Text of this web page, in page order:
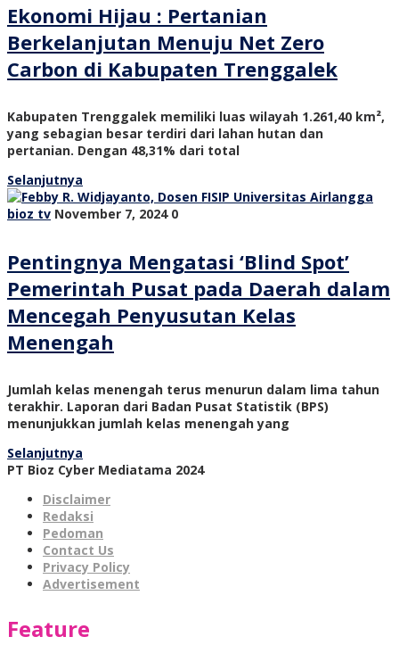
Ekonomi Hijau : Pertanian
Berkelanjutan Menuju Net Zero
Carbon di Kabupaten Trenggalek
Kabupaten Trenggalek memiliki luas wilayah 1.261,40 km²,
yang sebagian besar terdiri dari lahan hutan dan
pertanian. Dengan 48,31% dari total
Selanjutnya
bioz tv November 7, 2024 0
Pentingnya Mengatasi ‘Blind Spot’
Pemerintah Pusat pada Daerah dalam
Mencegah Penyusutan Kelas
Menengah
Jumlah kelas menengah terus menurun dalam lima tahun
terakhir. Laporan dari Badan Pusat Statistik (BPS)
menunjukkan jumlah kelas menengah yang
Selanjutnya
PT Bioz Cyber Mediatama 2024
Disclaimer
Redaksi
Pedoman
Contact Us
Privacy Policy
Advertisement
Feature